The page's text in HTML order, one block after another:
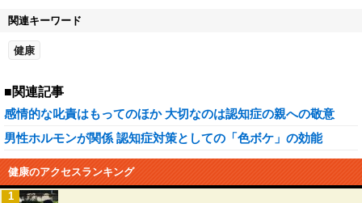
関連キーワード
健康
■関連記事
感情的な叱責はもってのほか 大切なのは認知症の親への敬意
男性ホルモンが関係 認知症対策としての「色ボケ」の効能
健康のアクセスランキング
1